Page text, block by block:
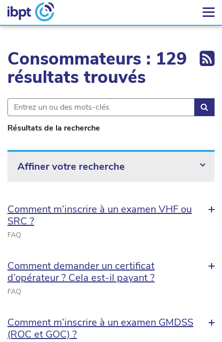
Consommateurs : 129
résultats trouvés
Résultats de la recherche
Affiner votre recherche
Comment m’inscrire à un examen VHF ou
SRC ?
FAQ
Comment demander un certificat
d’opérateur ? Cela est-il payant ?
FAQ
Comment m’inscrire à un examen GMDSS
(ROC et GOC) ?